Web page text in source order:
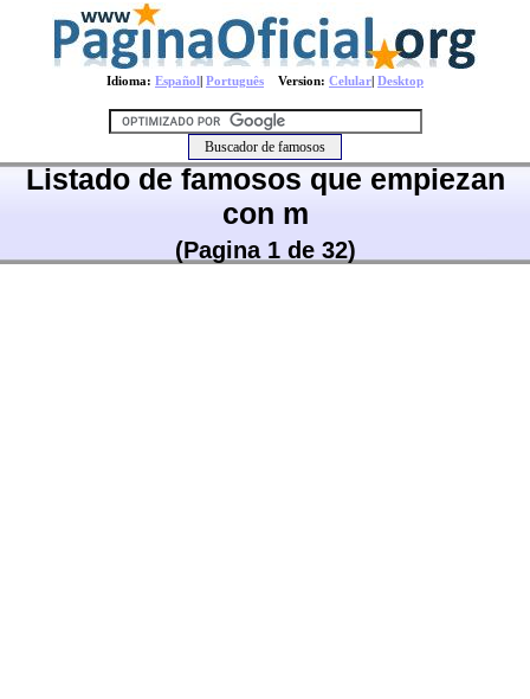
Idioma: Español| Português Version: Celular| Desktop
Listado de famosos que empiezan
con m
(Pagina 1 de 32)